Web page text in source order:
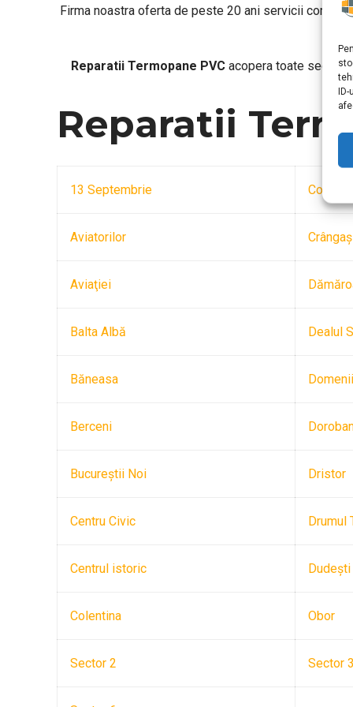
Firma noastra oferta de peste 20 ani servicii
Reparatii Termopane PVCacopera toate
Reparatii
13 Septembrie
Aviatorilor
Aviaţiei
Balta Albă Dealul
Băneasa Domenii
Berceni
Bucureştii Noi Dristor
Centru Civic Drumul
Centrul istoric Dudeşti
Colentina Obor
Sector 2 Sector